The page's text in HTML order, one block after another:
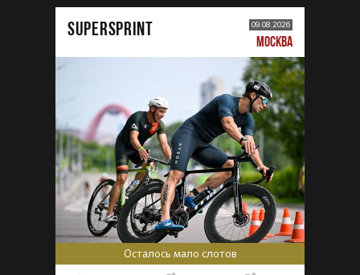
SUPERSPRINT 09.08.2026
МОСКВА
Осталось мало слотов